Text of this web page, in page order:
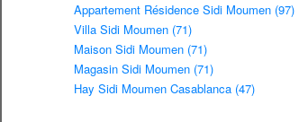
Appartement Résidence Sidi Moumen (97)
Villa Sidi Moumen (71)
Maison Sidi Moumen (71)
Magasin Sidi Moumen (71)
Hay Sidi Moumen Casablanca (47)